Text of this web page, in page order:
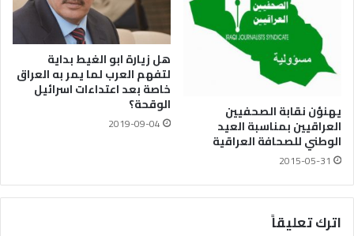
يهنؤن نقابة الصحفيين
العراقيين بمناسبة العيد
الوطني للصحافة العراقية
2015-05-31
هل زيارة ابو الغيط بداية
لتفهم العرب لما يمر به العراق
خاصة بعد اعتداءات اسرائيل
الوقحة؟
2019-09-04
اترك تعليقاً